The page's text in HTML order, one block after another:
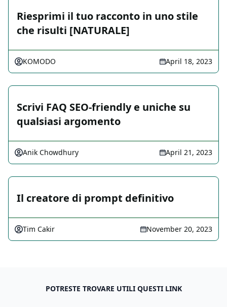
Riesprimi il tuo racconto in uno stile
che risulti [NATURALE]
KOMODO April 18, 2023
Scrivi FAQ SEO-friendly e uniche su
qualsiasi argomento
Anik Chowdhury April 21, 2023
Il creatore di prompt definitivo
Tim Cakir November 20, 2023
POTRESTE TROVARE UTILI QUESTI LINK